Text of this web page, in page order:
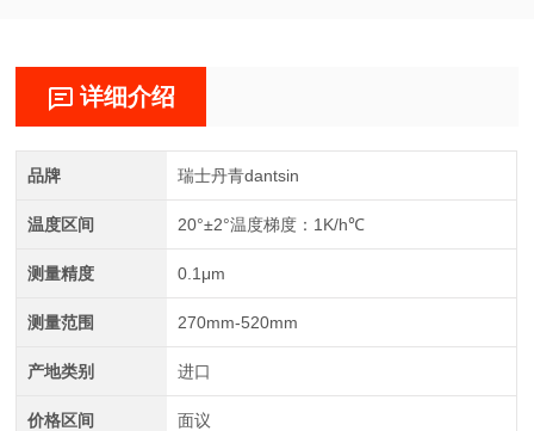
详细介绍
品牌 瑞士丹青dantsin
温度区间 20°±2°温度梯度：1K/h℃
测量精度 0.1μm
测量范围 270mm-520mm
产地类别 进口
价格区间 面议